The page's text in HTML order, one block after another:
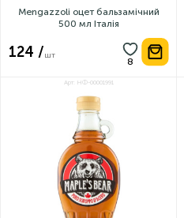
Mengazzoli оцет бальзамічний
500 мл Італія
124 /шт
Арт: НФ-00001991